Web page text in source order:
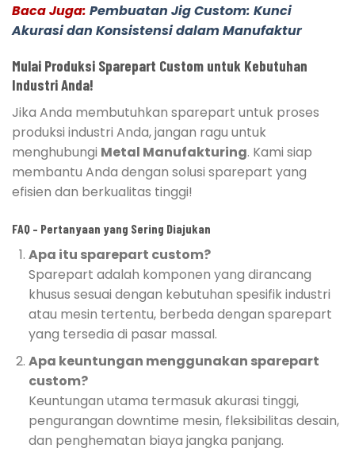
Baca Juga: Pembuatan Jig Custom: Kunci
Akurasi dan Konsistensi dalam Manufaktur
Mulai Produksi Sparepart Custom untuk Kebutuhan
Industri Anda!
Jika Anda membutuhkan sparepart untuk proses
produksi industri Anda, jangan ragu untuk
menghubungi Metal Manufakturing. Kami siap
membantu Anda dengan solusi sparepart yang
efisien dan berkualitas tinggi!
FAQ – Pertanyaan yang Sering Diajukan
Apa itu sparepart custom?
Sparepart adalah komponen yang dirancang
khusus sesuai dengan kebutuhan spesifik industri
atau mesin tertentu, berbeda dengan sparepart
yang tersedia di pasar massal.
Apa keuntungan menggunakan sparepart
custom?
Keuntungan utama termasuk akurasi tinggi,
pengurangan downtime mesin, fleksibilitas desain,
dan penghematan biaya jangka panjang.